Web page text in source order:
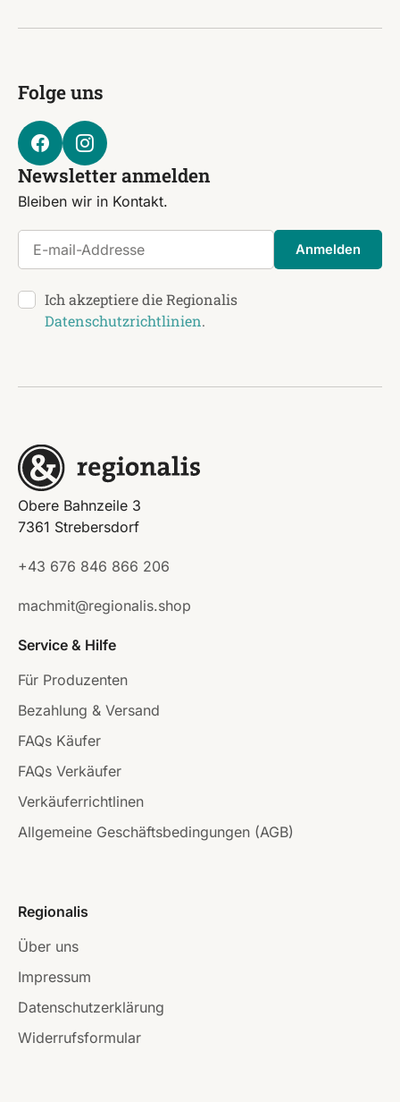
Folge uns
Newsletter anmelden
Bleiben wir in Kontakt.
Anmelden
Ich akzeptiere die Regionalis
Datenschutzrichtlinien.
Obere Bahnzeile 3
7361 Strebersdorf
+43 676 846 866 206
machmit@regionalis.shop
Service & Hilfe
Für Produzenten
Bezahlung & Versand
FAQs Käufer
FAQs Verkäufer
Verkäuferrichtlinen
Allgemeine Geschäftsbedingungen (AGB)
Regionalis
Über uns
Impressum
Datenschutzerklärung
Widerrufsformular